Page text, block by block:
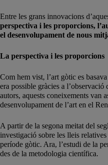
Entre les grans innovacions
perspectiva i les proporcions,
el desenvolupament de nous
La perspectiva i les proporcions
Com hem vist, l’art gòtic es
era possible gràcies a
autors, aquests coneixements van
desenvolupament de l’art en el
A partir de la segona meitat del
investigació sobre les lleis
període gòtic. Ara, l’estudi de la
des de la metodologia científica.